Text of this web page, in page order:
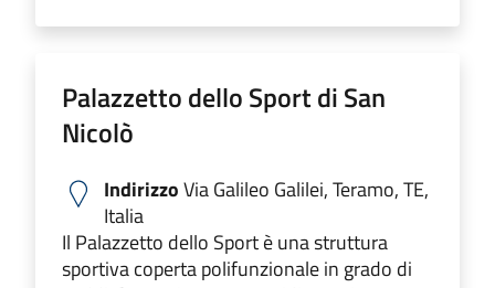
Palazzetto dello Sport di San
Nicolò
IndirizzoVia Galileo Galilei, Teramo, TE,
Italia
Il Palazzetto dello Sport è una struttura
sportiva coperta polifunzionale in grado di